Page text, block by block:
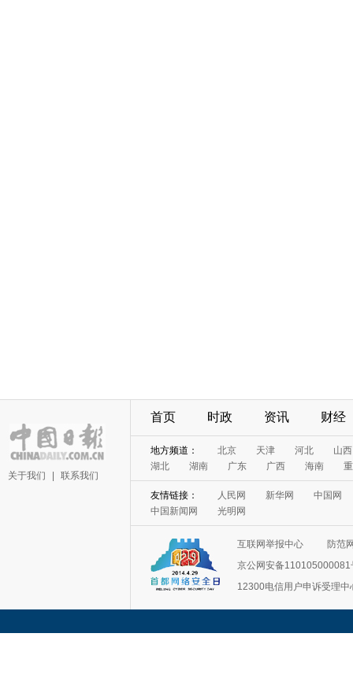
关于我们 联系我们
首页 时政 资讯 财经
地方频道： 北京 天津 河北
山西
湖北
湖南 广东 广西 海南
友情链接： 人民网 新华网
中国网
中国新闻网
光明网
互联网举报中心
防范
京公网安备110105000081
12300电信用户申诉受理中